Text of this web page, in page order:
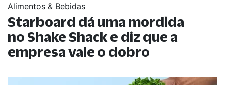
Alimentos & Bebidas
Starboard dá uma mordida
no Shake Shack e diz que a
empresa vale o dobro